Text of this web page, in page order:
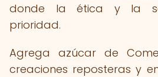
donde la ética y la
prioridad.
Agrega azúcar de
creaciones reposteras y